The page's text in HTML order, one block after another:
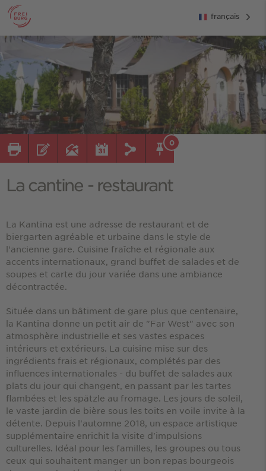
français
0
La cantine - restaurant
La Kantina est une adresse de restaurant et de
biergarten agréable et urbaine dans le style de
l'ancienne gare. Cuisine fraîche et régionale aux
accents internationaux, grand buffet de salades et de
soupes et carte du jour variée dans une ambiance
décontractée.
Située dans un bâtiment de gare plus que centenaire,
la Kantina donne un petit air de "Far West" avec son
atmosphère industrielle et ses vastes espaces
intérieurs et extérieurs. La cuisine mise sur des
ingrédients frais et régionaux, complétés par des
influences internationales - du buffet de salades aux
plats du jour qui changent, en passant par les tartes
flambées et les spätzle au fromage. Les jours de soleil,
le vaste jardin de bière sous les toits en voile invite à la
détente. Depuis l'automne 2018, un espace artistique
supplémentaire enrichit la visite d'impulsions
culturelles. Idéal pour les familles, les groupes ou tous
ceux qui souhaitent manger un bon repas bourgeois